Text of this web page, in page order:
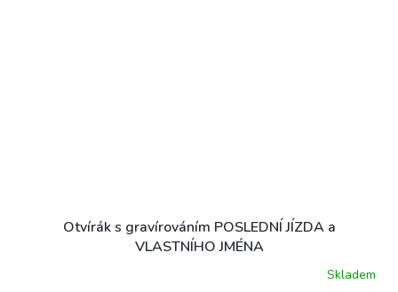
Otvírák s gravírováním POSLEDNÍ JÍZDA a
VLASTNÍHO JMÉNA
Skladem